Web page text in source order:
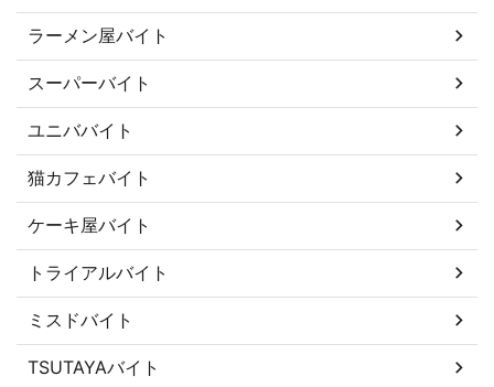
ラーメン屋バイト
スーパーバイト
ユニババイト
猫カフェバイト
ケーキ屋バイト
トライアルバイト
ミスドバイト
TSUTAYAバイト